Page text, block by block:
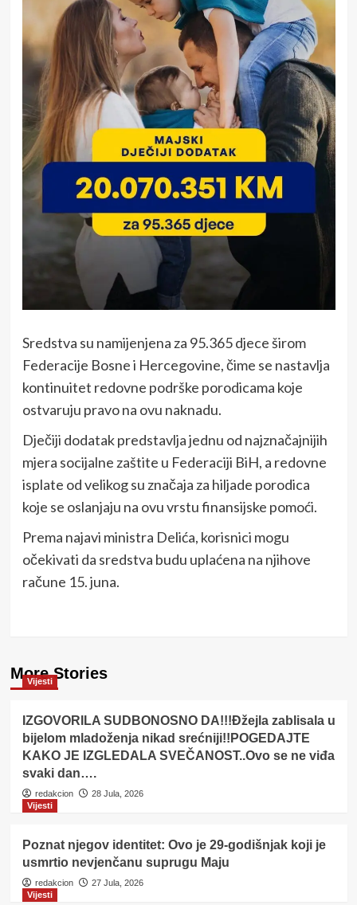
Sredstva su namijenjena za 95.365 djece širom
Federacije Bosne i Hercegovine, čime se nastavlja
kontinuitet redovne podrške porodicama koje
ostvaruju pravo na ovu naknadu.
Dječiji dodatak predstavlja jednu od najznačajnijih
mjera socijalne zaštite u Federaciji BiH, a redovne
isplate od velikog su značaja za hiljade porodica
koje se oslanjaju na ovu vrstu finansijske pomoći.
Prema najavi ministra Delića, korisnici mogu
očekivati da sredstva budu uplaćena na njihove
račune 15. juna.
More Stories
Vijesti
IZGOVORILA SUDBONOSNO DA!!!Đžejla zablisala u
bijelom mladoženja nikad srećniji!!POGEDAJTE
KAKO JE IZGLEDALA SVEČANOST..Ovo se ne viđa
svaki dan….
redakcion
28 Jula, 2026
Vijesti
Poznat njegov identitet: Ovo je 29-godišnjak koji je
usmrtio nevjenčanu suprugu Maju
redakcion
27 Jula, 2026
Vijesti